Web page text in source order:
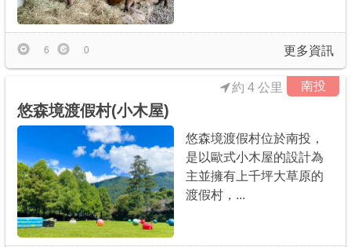
更多資訊
6 0
南投
悠森境渡假村(小木屋)
約 4 公里
悠森境渡假村位於南投，
是以歐式小木屋的設計為
主並擁有上千坪大草原的
渡假村，...